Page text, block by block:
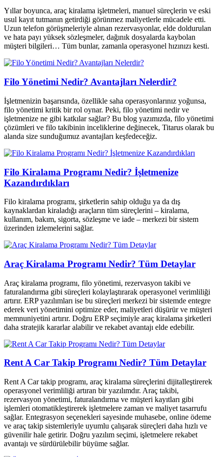
Yıllar boyunca, araç kiralama işletmeleri, manuel süreçlerin ve eski
usul kayıt tutmanın getirdiği görünmez maliyetlerle mücadele etti.
Uzun telefon görüşmeleriyle alınan rezervasyonlar, elde doldurulan
ve hata payı yüksek sözleşmeler, dağınık dosyalarda kaybolan
müşteri bilgileri… Tüm bunlar, zamanla operasyonel hızınızı kesti.
Filo Yönetimi Nedir? Avantajları Nelerdir?
İşletmenizin başarısında, özellikle saha operasyonlarınız yoğunsa,
filo yönetimi kritik bir rol oynar. Peki, filo yönetimi nedir ve
işletmenize ne gibi katkılar sağlar? Bu blog yazımızda, filo yönetimi
çözümleri ve filo takibinin inceliklerine değinecek, Titarus olarak bu
alanda size sunduğumuz avantajları keşfedeceğiz.
Filo Kiralama Programı Nedir? İşletmenize
Kazandırdıkları
Filo kiralama programı, şirketlerin sahip olduğu ya da dış
kaynaklardan kiraladığı araçların tüm süreçlerini – kiralama,
kullanım, bakım, sigorta, sözleşme ve iade – merkezi bir sistem
üzerinden izlemelerini sağlar.
Araç Kiralama Programı Nedir? Tüm Detaylar
Araç kiralama programı, filo yönetimi, rezervasyon takibi ve
faturalandırma gibi süreçleri kolaylaştırarak operasyonel verimliliği
artırır. ERP yazılımları ise bu süreçleri merkezi bir sistemde entegre
ederek veri yönetimini optimize eder, maliyetleri düşürür ve müşteri
memnuniyetini artırır. Doğru ERP seçimiyle araç kiralama şirketleri
daha stratejik kararlar alabilir ve rekabet avantajı elde edebilir.
Rent A Car Takip Programı Nedir? Tüm Detaylar
Rent A Car takip programı, araç kiralama süreçlerini dijitalleştirerek
operasyonel verimliliği artıran bir yazılımdır. Araç takibi,
rezervasyon yönetimi, faturalandırma ve müşteri kayıtları gibi
işlemleri otomatikleştirerek işletmelere zaman ve maliyet tasarrufu
sağlar. Entegrasyon seçenekleri sayesinde muhasebe, online ödeme
ve araç takip sistemleriyle uyumlu çalışarak süreçleri daha hızlı ve
güvenilir hale getirir. Doğru yazılım seçimi, işletmelere rekabet
avantajı ve sürdürülebilir büyüme sağlar.